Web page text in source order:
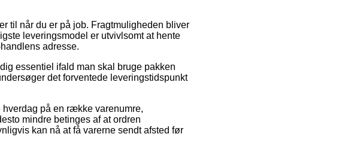
til når du er på job. Fragtmuligheden bliver
leveringsmodel er utvivlsomt at hente
adresse.
essentiel ifald man skal bruge pakken
det forventede leveringstidspunkt
på en række varenumre,
mindre betinges af at ordren
kan nå at få varerne sendt afsted før